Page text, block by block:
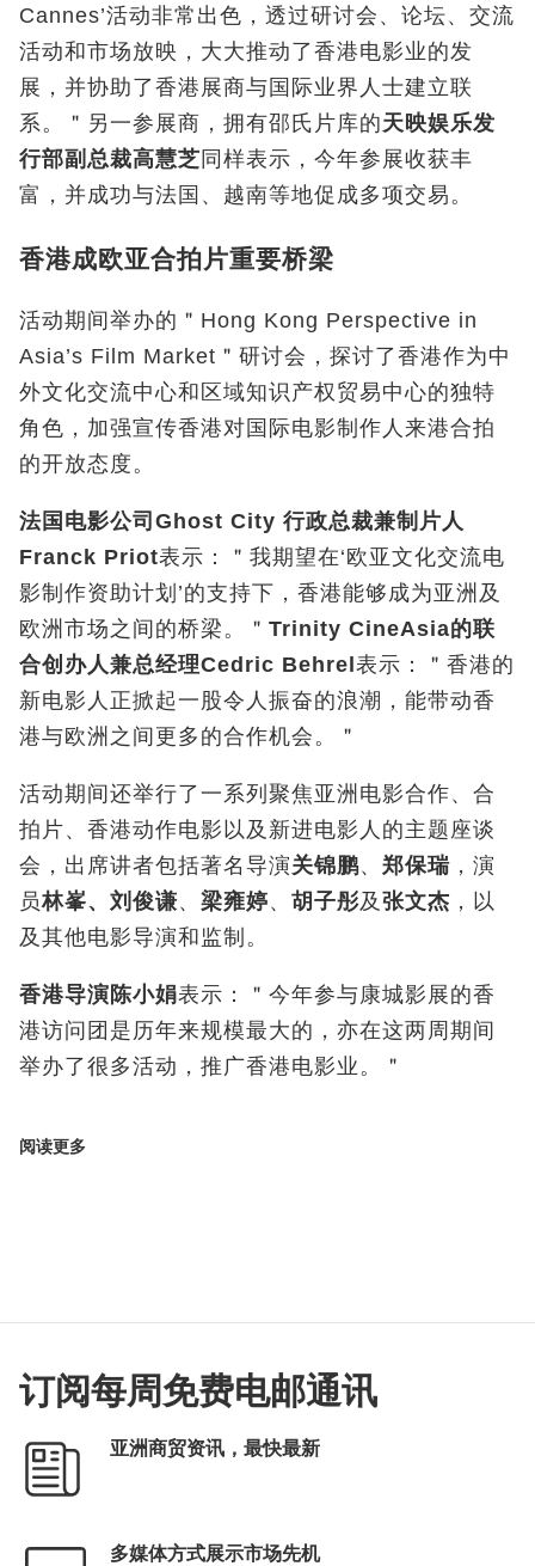
Cannes’活动非常出色，透过研讨会、论坛、交流
活动和市场放映，大大推动了香港电影业的发
展，并协助了香港展商与国际业界人士建立联
系。＂另一参展商，拥有邵氏片库的天映娱乐发
行部副总裁高慧芝 同样表示，今年参展收获丰
富，并成功与法国、越南等地促成多项交易。
香港成欧亚合拍片重要桥梁
活动期间举办的＂Hong Kong Perspective in
Asia’s Film Market＂研讨会，探讨了香港作为中
外文化交流中心和区域知识产权贸易中心的独特
角色，加强宣传香港对国际电影制作人来港合拍
的开放态度。
法国电影公司 Ghost City 行政总裁兼制片人
Franck Priot表示：＂我期望在‘欧亚文化交流电
影制作资助计划’的支持下，香港能够成为亚洲及
欧洲市场之间的桥梁。＂ Trinity CineAsia的联
合创办人兼总经理Cedric Behrel 表示：＂香港的
新电影人正掀起一股令人振奋的浪潮，能带动香
港与欧洲之间更多的合作机会。＂
活动期间还举行了一系列聚焦亚洲电影合作、合
拍片、香港动作电影以及新进电影人的主题座谈
会，出席讲者包括著名导演关锦鹏、 郑保瑞 ，演
员林峯、刘俊谦、 梁雍婷、 胡子彤及 张文杰 ，以
及其他电影导演和监制。
香港导演陈小娟表示：＂今年参与康城影展的香
港访问团是历年来规模最大的，亦在这两周期间
举办了很多活动，推广香港电影业。＂
阅读更多
订阅每周免费电邮通讯
亚洲商贸资讯，最快最新
多媒体方式展示市场先机